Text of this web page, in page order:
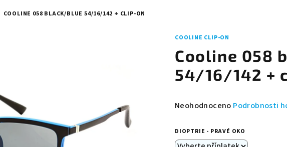
COOLINE 058 BLACK/BLUE 54/16/142 + CLIP-ON
COOLINE CLIP-ON
Cooline 058
54/16/142 +
Průměrné
produktu
je
Neohodnoceno Podrobnosti
DIOPTRIE - PRAVÉ OKO